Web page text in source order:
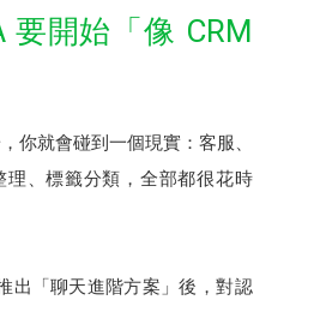
要開始「像 CRM
你就會碰到一個現實：客服、
理、標籤分類，全部都很花時
出「聊天進階方案」後，對認